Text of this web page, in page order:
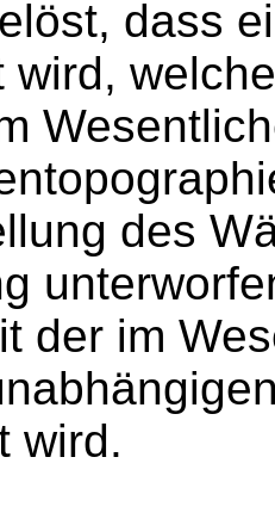
dass
wird,
des
der im
wird.